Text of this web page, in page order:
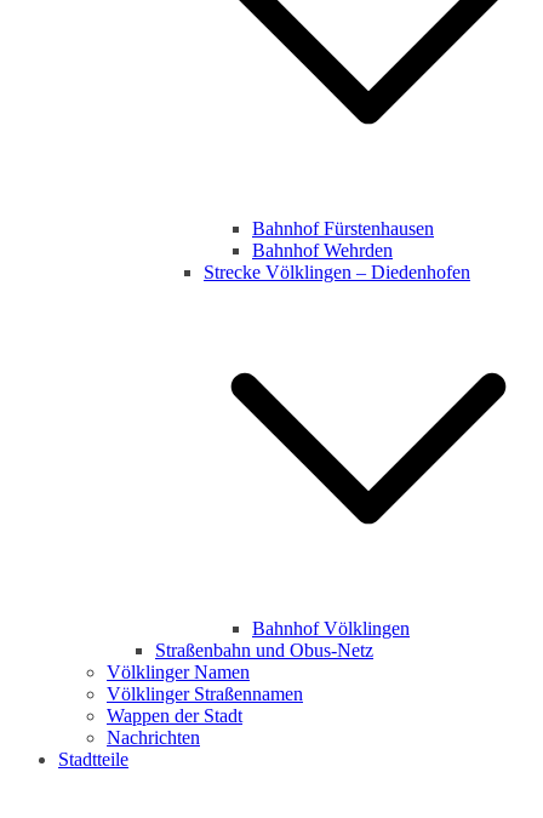
Bahnhof Fürstenhausen
Bahnhof Wehrden
Strecke Völklingen – Diedenhofen
Bahnhof Völklingen
Straßenbahn und Obus-Netz
Völklinger Namen
Völklinger Straßennamen
Wappen der Stadt
Nachrichten
Stadtteile